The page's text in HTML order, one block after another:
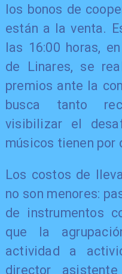
los bonos de
están a la venta.
las 16:00 horas,
de Linares, se
premios ante la
busca tanto
visibilizar el
músicos tienen por
Los costos de
no son menores:
de instrumentos
que la
actividad a
director